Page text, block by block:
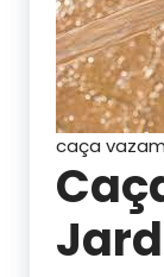
caça